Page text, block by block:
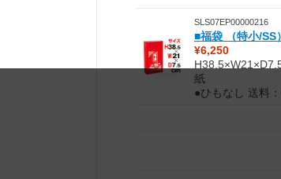
SLS07EP00000216
■福袋 （特小/
¥6,250
紙
●ひもなし 送料